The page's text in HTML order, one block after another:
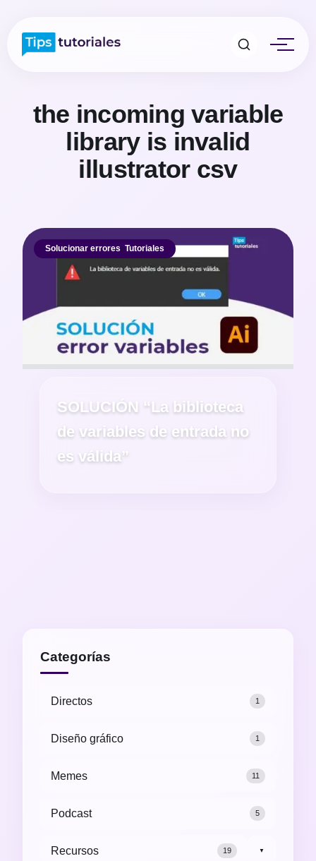
the incoming variable
library is invalid
illustrator csv
Solucionar errores, Tutoriales
SOLUCIÓN “La biblioteca
de variables de entrada no
es válida”
Categorías
Directos 1
Diseño gráfico 1
Memes 11
Podcast 5
Recursos 19 ▼